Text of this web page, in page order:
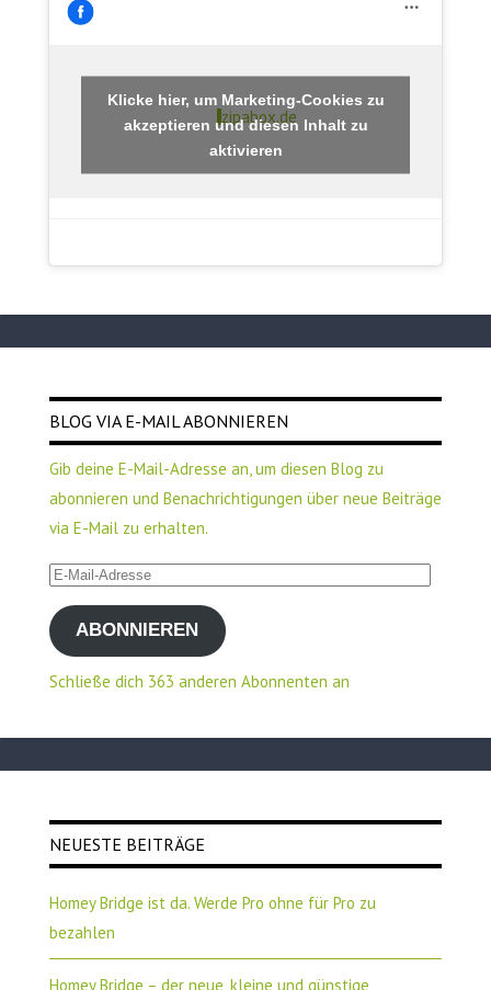
zipabox.de
Klicke hier, um Marketing-Cookies zu
akzeptieren und diesen Inhalt zu
aktivieren
BLOG VIA E-MAIL ABONNIEREN
Gib deine E-Mail-Adresse an, um diesen Blog zu
abonnieren und Benachrichtigungen über neue Beiträge
via E-Mail zu erhalten.
E-
Mail-
AdresseABONNIEREN
Schließe dich 363 anderen Abonnenten an
NEUESTE BEITRÄGE
Homey Bridge ist da. Werde Pro ohne für Pro zu
bezahlen
Homey Bridge – der neue, kleine und günstige